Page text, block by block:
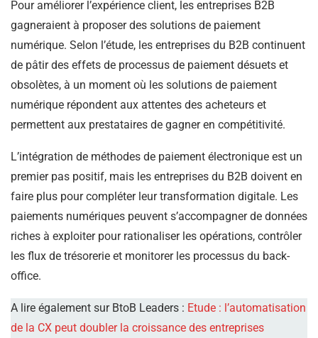
Pour améliorer l’expérience client, les entreprises B2B
gagneraient à proposer des solutions de paiement
numérique. Selon l’étude, les entreprises du B2B continuent
de pâtir des effets de processus de paiement désuets et
obsolètes, à un moment où les solutions de paiement
numérique répondent aux attentes des acheteurs et
permettent aux prestataires de gagner en compétitivité.
L’intégration de méthodes de paiement électronique est un
premier pas positif, mais les entreprises du B2B doivent en
faire plus pour compléter leur transformation digitale. Les
paiements numériques peuvent s’accompagner de données
riches à exploiter pour rationaliser les opérations, contrôler
les flux de trésorerie et monitorer les processus du back-
office.
A lire également sur BtoB Leaders : Etude : l’automatisation
de la CX peut doubler la croissance des entreprises